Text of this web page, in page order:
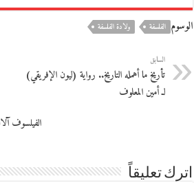
الوسوم الفلسفة ولادة الفلسفة
السابق
تأريخ ما أهمله التاريخ.. رواية (ليون الإفريقي)
لـ أمين المعلوف
الفيلسوف
اترك تعليقاً